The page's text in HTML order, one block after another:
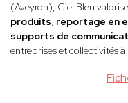
(Aveyron), Ciel Bleu
produits, reportage en
supports de
entreprises et collectivités